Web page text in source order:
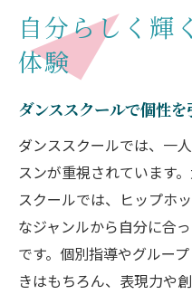
クリエイティブな表
ダンススクール
クリエイティブ
仕組み
ダンススクール
実践型レッスン
大阪府大阪市浪速
ダンススクール
大阪市で始める
自分らしく輝
体験
ダンススクールで個性
ダンススクールでは、一
スンが重視されています
スクールでは、ヒップホ
なジャンルから自分に合
です。個別指導やグルー
きはもちろん、表現力や